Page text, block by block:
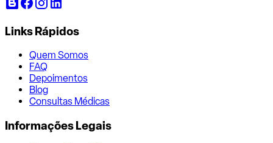
Links Rápidos
Quem Somos
FAQ
Depoimentos
Blog
Consultas Médicas
Informações Legais